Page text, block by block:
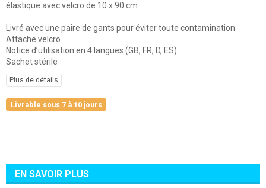
élastique avec velcro de 10 x 90 cm
Livré avec une paire de gants pour éviter toute contamination
Attache velcro
Notice d’utilisation en 4 langues (GB, FR, D, ES)
Sachet stérile
Plus de détails
Livrable sous 7 à 10 jours
EN SAVOIR PLUS